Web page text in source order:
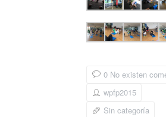
0 No existen
wpfp2015
Sin categoría